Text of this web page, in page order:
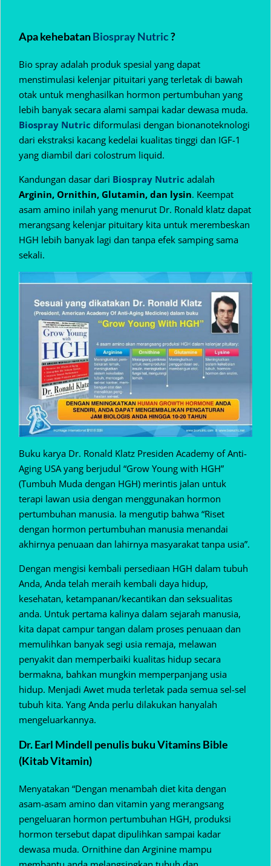
Apa kehebatanBiospray Nutric?
Bio spray adalah produk spesial yang dapat
menstimulasi kelenjar pituitari yang terletak di bawah
otak untuk menghasilkan hormon pertumbuhan yang
lebih banyak secara alami sampai kadar dewasa muda.
Biospray Nutric diformulasi dengan bionanoteknologi
dari ekstraksi kacang kedelai kualitas tinggi dan IGF-1
yang diambil dari colostrum liquid.
Kandungan dasar dari Biospray Nutric adalah
Arginin, Ornithin, Glutamin, dan lysin. Keempat
asam amino inilah yang menurut Dr. Ronald klatz dapat
merangsang kelenjar pituitary kita untuk merembeskan
HGH lebih banyak lagi dan tanpa efek samping sama
sekali.
Buku karya Dr. Ronald Klatz Presiden Academy of Anti-
Aging USA yang berjudul “Grow Young with HGH”
(Tumbuh Muda dengan HGH) merintis jalan untuk
terapi lawan usia dengan menggunakan hormon
pertumbuhan manusia. Ia mengutip bahwa “Riset
dengan hormon pertumbuhan manusia menandai
akhirnya penuaan dan lahirnya masyarakat tanpa usia”.
Dengan mengisi kembali persediaan HGH dalam tubuh
Anda, Anda telah meraih kembali daya hidup,
kesehatan, ketampanan/kecantikan dan seksualitas
anda. Untuk pertama kalinya dalam sejarah manusia,
kita dapat campur tangan dalam proses penuaan dan
memulihkan banyak segi usia remaja, melawan
penyakit dan memperbaiki kualitas hidup secara
bermakna, bahkan mungkin memperpanjang usia
hidup. Menjadi Awet muda terletak pada semua sel-sel
tubuh kita. Yang Anda perlu dilakukan hanyalah
mengeluarkannya.
Dr. Earl Mindell penulis buku Vitamins Bible
(Kitab Vitamin)
Menyatakan “Dengan menambah diet kita dengan
asam-asam amino dan vitamin yang merangsang
pengeluaran hormon pertumbuhan HGH, produksi
hormon tersebut dapat dipulihkan sampai kadar
dewasa muda. Ornithine dan Arginine mampu